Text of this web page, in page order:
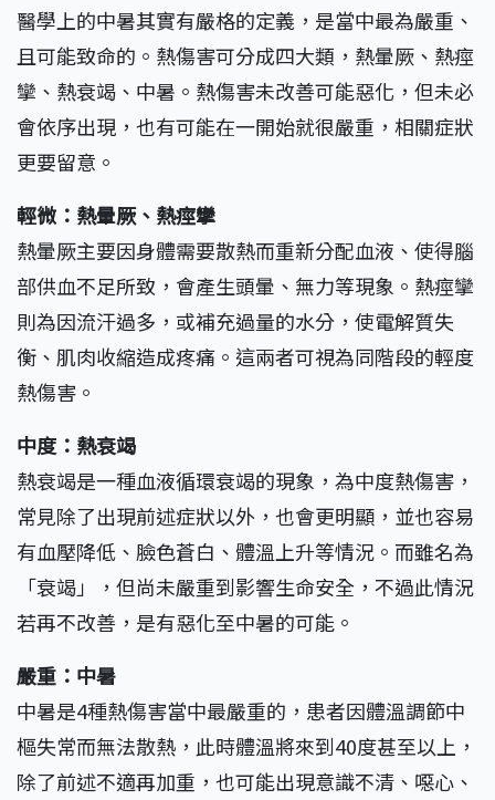
醫學上的中暑其實有嚴格的定義，是當中最為嚴重、
且可能致命的。熱傷害可分成四大類，熱暈厥、熱痙
攣、熱衰竭、中暑。熱傷害未改善可能惡化，但未必
會依序出現，也有可能在一開始就很嚴重，相關症狀
更要留意。
輕微：熱暈厥、熱痙攣
熱暈厥主要因身體需要散熱而重新分配血液、使得腦
部供血不足所致，會產生頭暈、無力等現象。熱痙攣
則為因流汗過多，或補充過量的水分，使電解質失
衡、肌肉收縮造成疼痛。這兩者可視為同階段的輕度
熱傷害。
中度：熱衰竭
熱衰竭是一種血液循環衰竭的現象，為中度熱傷害，
常見除了出現前述症狀以外，也會更明顯，並也容易
有血壓降低、臉色蒼白、體溫上升等情況。而雖名為
「衰竭」，但尚未嚴重到影響生命安全，不過此情況
若再不改善，是有惡化至中暑的可能。
嚴重：中暑
中暑是4種熱傷害當中最嚴重的，患者因體溫調節中
樞失常而無法散熱，此時體溫將來到40度甚至以上，
除了前述不適再加重，也可能出現意識不清、噁心、